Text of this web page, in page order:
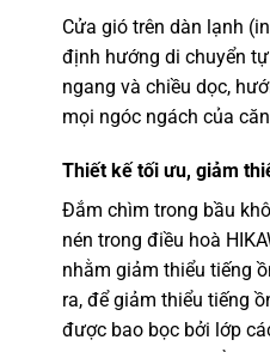
Cửa gió trên dàn lạnh
định hướng di chuyển
ngang và chiều dọc,
mọi ngóc ngách của
Thiết kế tối ưu, giảm
Đắm chìm trong bầu
nén trong điều hoà
nhằm giảm thiểu tiếng
ra, để giảm thiểu tiếng
được bao bọc bởi lớp